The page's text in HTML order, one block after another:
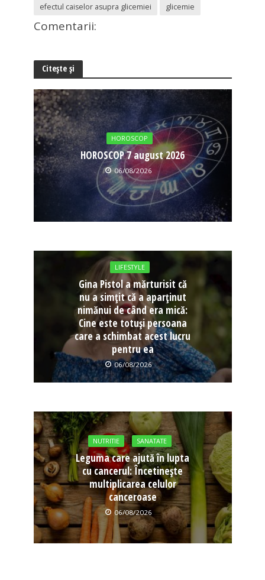
efectul caiselor asupra glicemiei
glicemie
Comentarii:
Citește și
HOROSCOP
HOROSCOP 7 august 2026
06/08/2026
LIFESTYLE
Gina Pistol a mărturisit că
nu a simțit că a aparținut
nimănui de când era mică:
Cine este totuși persoana
care a schimbat acest lucru
pentru ea
06/08/2026
NUTRITIE SANATATE
Leguma care ajută în lupta
cu cancerul: Încetinește
multiplicarea celulor
canceroase
06/08/2026